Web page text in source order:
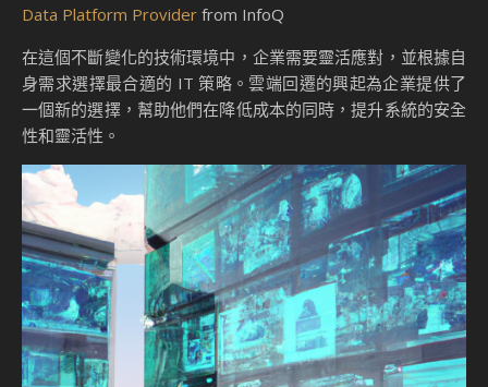
Data Platform Provider from InfoQ
在這個不斷變化的技術環境中，企業需要靈活應對，並根據自
身需求選擇最合適的 IT 策略。雲端回遷的興起為企業提供了
一個新的選擇，幫助他們在降低成本的同時，提升系統的安全
性和靈活性。